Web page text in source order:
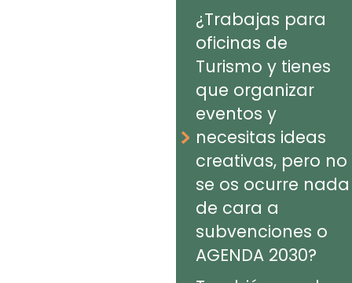
¿Trabajas para
oficinas de
Turismo y tienes
que organizar
eventos y
necesitas ideas
creativas, pero no
se os ocurre nada
de cara a
subvenciones o
AGENDA 2030?